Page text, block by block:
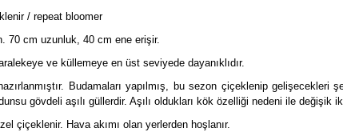
/ repeat bloomer
70 cm uzunluk, 40 cm ene erişir.
ve küllemeye en üst seviyede dayanıklıdır.
Budamaları yapılmış, bu sezon çiçeklenip gelişecekleri
gövdeli aşılı güllerdir. Aşılı oldukları kök özelliği nedeni ile
çiçeklenir. Hava akımı olan yerlerden hoşlanır.